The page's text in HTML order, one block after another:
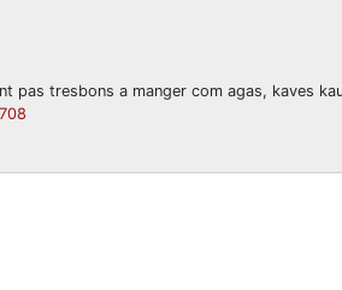
pas tresbons a manger com agas, kaves
708